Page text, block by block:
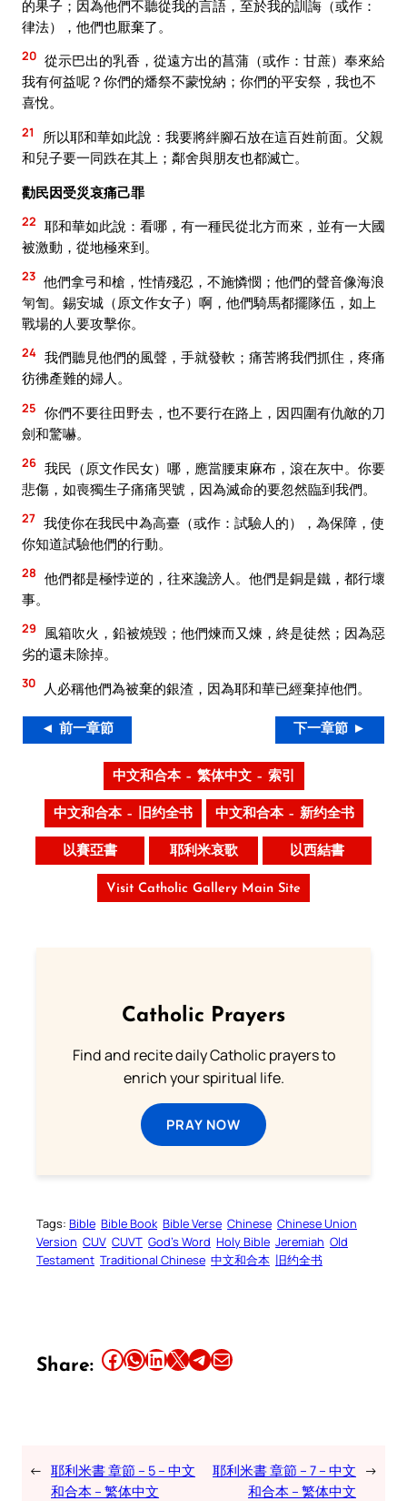
的果子；因為他們不聽從我的言語，至於我的訓誨（或作：
律法），他們也厭棄了。
20 從示巴出的乳香，從遠方出的菖蒲（或作：甘蔗）奉來給
我有何益呢？你們的燔祭不蒙悅納；你們的平安祭，我也不
喜悅。
21
所以耶和華如此說：我要將絆腳石放在這百姓前面。父親
和兒子要一同跌在其上；鄰舍與朋友也都滅亡。
勸民因受災哀痛己罪
22 耶和華如此說：看哪，有一種民從北方而來，並有一大國
被激動，從地極來到。
23 他們拿弓和槍，性情殘忍，不施憐憫；他們的聲音像海浪
匉訇。錫安城（原文作女子）啊，他們騎馬都擺隊伍，如上
戰場的人要攻擊你。
24 我們聽見他們的風聲，手就發軟；痛苦將我們抓住，疼痛
彷彿產難的婦人。
25 你們不要往田野去，也不要行在路上，因四圍有仇敵的刀
劍和驚嚇。
26 我民（原文作民女）哪，應當腰束麻布，滾在灰中。你要
悲傷，如喪獨生子痛痛哭號，因為滅命的要忽然臨到我們。
27 我使你在我民中為高臺（或作：試驗人的），為保障，使
你知道試驗他們的行動。
28 他們都是極悖逆的，往來讒謗人。他們是銅是鐵，都行壞
事。
29
風箱吹火，鉛被燒毀；他們煉而又煉，終是徒然；因為惡
劣的還未除掉。
30 人必稱他們為被棄的銀渣，因為耶和華已經棄掉他們。
◄ 前一章節 下一章節 ►
中文和合本 – 繁体中文 – 索引
中文和合本 – 旧约全书 中文和合本 – 新约全书
以賽亞書 耶利米哀歌 以西結書
Visit Catholic Gallery Main Site
Catholic Prayers
Find and recite daily Catholic prayers to
enrich your spiritual life.
PRAY NOW
Tags: Bible Bible Book Bible Verse Chinese Chinese Union
Version CUV CUVT God’s Word Holy Bible Jeremiah Old
Testament Traditional Chinese 中文和合本 旧约全书
Share: Share this article on Facebook Share this article on WhatsApp Share this article on LinkedIn Share this article on X Share this article on TelegramEmail this Article
← 耶利米書 章節 – 5 – 中文
和合本 – 繁体中文
耶利米書 章節 – 7 – 中文
和合本 – 繁体中文
→